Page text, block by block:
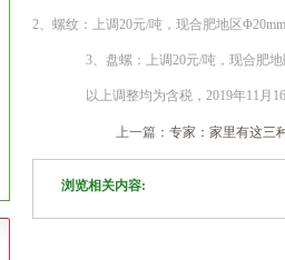
2、螺纹：上调20元/吨，现合肥地区
3、盘螺：上调20元/吨，现合肥地
以上调整均为含税，2019年11月
上一篇： 专家：家里有这三
浏览相关内容: